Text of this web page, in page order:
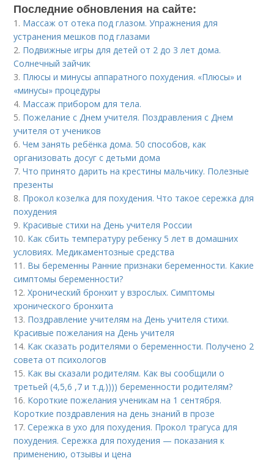
Последние обновления на сайте:
1. Массаж от отека под глазом. Упражнения для
устранения мешков под глазами
2. Подвижные игры для детей от 2 до 3 лет дома.
Солнечный зайчик
3. Плюсы и минусы аппаратного похудения. «Плюсы» и
«минусы» процедуры
4. Массаж прибором для тела.
5. Пожелание с Днем учителя. Поздравления с Днем
учителя от учеников
6.Чем занять ребёнка дома. 50 способов, как
организовать досуг с детьми дома
7.Что принято дарить на крестины мальчику. Полезные
презенты
8. Прокол козелка для похудения. Что такое сережка для
похудения
9. Красивые стихи на День учителя России
10. Как сбить температуру ребенку 5 лет в домашних
условиях. Медикаментозные средства
11. Вы беременны Ранние признаки беременности. Какие
симптомы беременности?
12.Хронический бронхит у взрослых. Симптомы
хронического бронхита
13. Поздравление учителям на День учителя стихи.
Красивые пожелания на День учителя
14. Как сказать родителями о беременности. Получено 2
совета от психологов
15. Как вы сказали родителям. Как вы сообщили о
третьей (4,5,6 ,7 и т.д.)))) беременности родителям?
16. Короткие пожелания ученикам на 1 сентября.
Короткие поздравления на день знаний в прозе
17.Сережка в ухо для похудения. Прокол трагуса для
похудения. Сережка для похудения — показания к
применению, отзывы и цена